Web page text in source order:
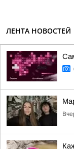
ЛЕНТА НОВОСТЕЙ